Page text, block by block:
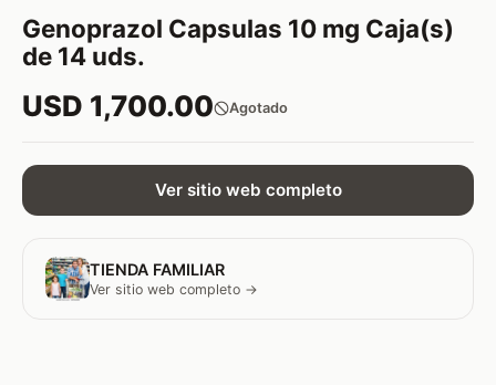
Genoprazol Capsulas 10 mg Caja(s)
de 14 uds.
USD 1,700.00 Agotado
Ver sitio web completo
TIENDA FAMILIAR
Ver sitio web completo →